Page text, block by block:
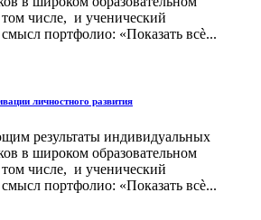
том числе, и ученический
портфолио: «Показать всѐ...
личностного развития
результаты индивидуальных
в широком образовательном
том числе, и ученический
портфолио: «Показать всѐ...